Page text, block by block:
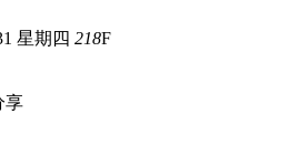
星期四 218F
享